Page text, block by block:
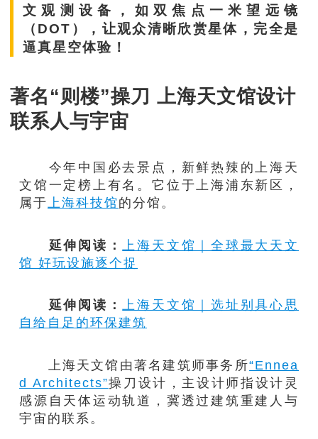
文观测设备，如双焦点一米望远镜
（DOT），让观众清晰欣赏星体，完全是
逼真星空体验！
著名“则楼”操刀 上海天文馆设计
联系人与宇宙
今年中国必去景点，新鲜热辣的上海天
文馆一定榜上有名。它位于上海浦东新区，
属于上海科技馆的分馆。
延伸阅读：
上海天文馆｜全球最大天文
馆 好玩设施逐个捉
延伸阅读：上海天文馆｜选址别具心思
自给自足的环保建筑
上海天文馆由著名建筑师事务所“Ennea
d Architects”操刀设计，主设计师指设计灵
感源自天体运动轨道，冀透过建筑重建人与
宇宙的联系。